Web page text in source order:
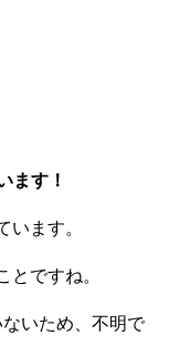
ます！
います。
ですね。
いため、不明で